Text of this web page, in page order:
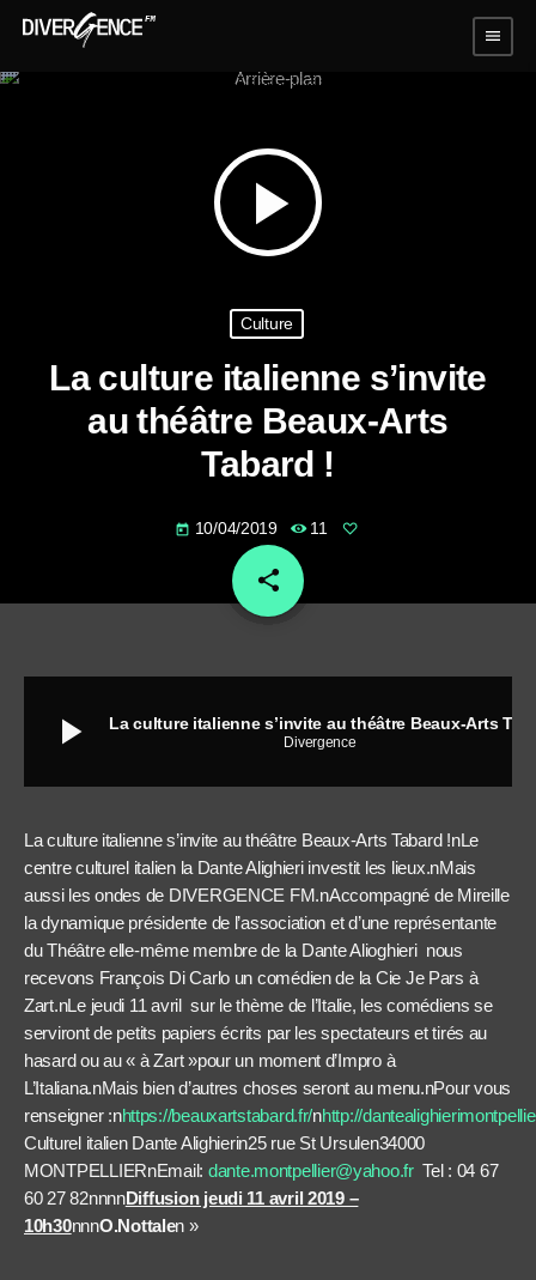
menu
play_arrow
Culture
La culture italienne s’invite
au théâtre Beaux-Arts
Tabard !
today 10/04/2019 11
share
email
play_arrow La culture italienne s’invite au théâtre Beaux-Arts Tabard !
Divergence
La culture italienne s’invite au théâtre Beaux-Arts Tabard !nLe
centre culturel italien la Dante Alighieri investit les lieux.nMais
aussi les ondes de DIVERGENCE FM.nAccompagné de Mireille
la dynamique présidente de l’association et d’une représentante
du Théâtre elle-même membre de la Dante Alioghieri nous
recevons François Di Carlo un comédien de la Cie Je Pars à
Zart.nLe jeudi 11 avril sur le thème de l’Italie, les comédiens se
serviront de petits papiers écrits par les spectateurs et tirés au
hasard ou au « à Zart »pour un moment d’Impro à
L’Italiana.nMais bien d’autres choses seront au menu.nPour vous
renseigner :nhttps://beauxartstabard.fr/nhttp://
Culturel italien Dante Alighierin25 rue St Ursulen34000
MONTPELLIERnEmail: dante.montpellier@yahoo.frTel : 04 67
60 27 82nnnnDiffusion jeudi 11 avril 2019 –
10h30nnnO.Nottalen »